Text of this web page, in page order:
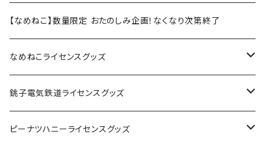
【なめねこ】数量限定 おたのしみ企画！なくなり次第終了
なめねこライセンスグッズ
Tシャツ
キャップ
銚子電気鉄道ライセンスグッズ
ステッカー
ピーナツハニーライセンスグッズ